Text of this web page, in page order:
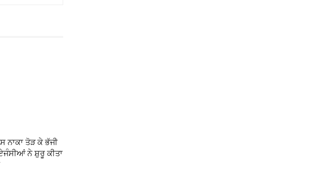
ਨਾਕਾ ਤੋੜ ਕੇ ਭੱਜੀ
ਨੇ ਸ਼ੁਰੂ ਕੀਤਾ